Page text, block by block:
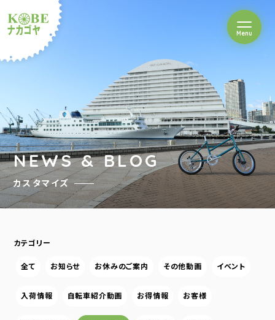
ルショップナカゴヤ
Menuを開閉
NEWS & BLOG
カスタマイズ
カテゴリー
全て お知らせ お休みのご案内 その他動画 イベント
入荷情報 自転車紹介動画 お得情報 お客様